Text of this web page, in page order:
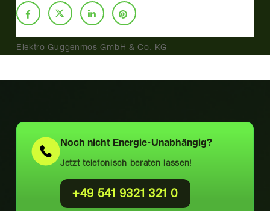
Elektro Guggenmos GmbH & Co. KG
Noch nicht Energie-Unabhängig?
Jetzt telefonisch beraten lassen!
+49 541 9321 321 0